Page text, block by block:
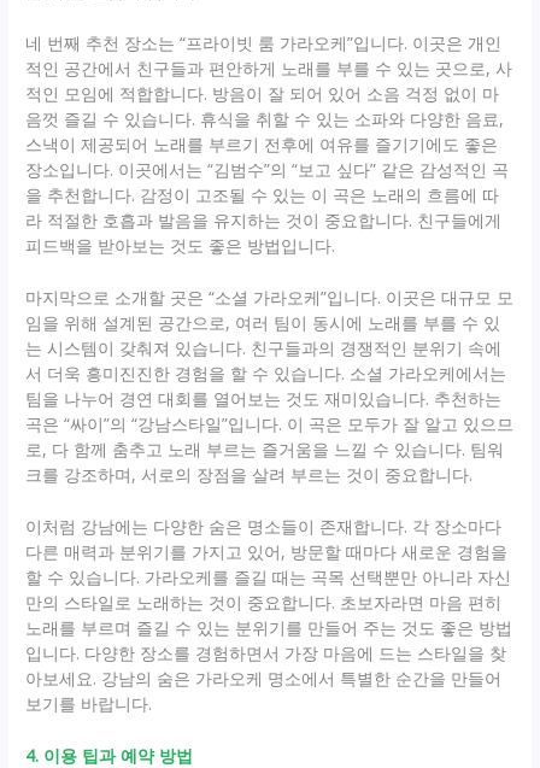
네 번째 추천 장소는 “프라이빗 룸 가라오케”입니다. 이곳은 개인
적인 공간에서 친구들과 편안하게 노래를 부를 수 있는 곳으로, 사
적인 모임에 적합합니다. 방음이 잘 되어 있어 소음 걱정 없이 마
음껏 즐길 수 있습니다. 휴식을 취할 수 있는 소파와 다양한 음료,
스낵이 제공되어 노래를 부르기 전후에 여유를 즐기기에도 좋은
장소입니다. 이곳에서는 “김범수”의 “보고 싶다” 같은 감성적인 곡
을 추천합니다. 감정이 고조될 수 있는 이 곡은 노래의 흐름에 따
라 적절한 호흡과 발음을 유지하는 것이 중요합니다. 친구들에게
피드백을 받아보는 것도 좋은 방법입니다.
마지막으로 소개할 곳은 “소셜 가라오케”입니다. 이곳은 대규모 모
임을 위해 설계된 공간으로, 여러 팀이 동시에 노래를 부를 수 있
는 시스템이 갖춰져 있습니다. 친구들과의 경쟁적인 분위기 속에
서 더욱 흥미진진한 경험을 할 수 있습니다. 소셜 가라오케에서는
팀을 나누어 경연 대회를 열어보는 것도 재미있습니다. 추천하는
곡은 “싸이”의 “강남스타일”입니다. 이 곡은 모두가 잘 알고 있으므
로, 다 함께 춤추고 노래 부르는 즐거움을 느낄 수 있습니다. 팀워
크를 강조하며, 서로의 장점을 살려 부르는 것이 중요합니다.
이처럼 강남에는 다양한 숨은 명소들이 존재합니다. 각 장소마다
다른 매력과 분위기를 가지고 있어, 방문할 때마다 새로운 경험을
할 수 있습니다. 가라오케를 즐길 때는 곡목 선택뿐만 아니라 자신
만의 스타일로 노래하는 것이 중요합니다. 초보자라면 마음 편히
노래를 부르며 즐길 수 있는 분위기를 만들어 주는 것도 좋은 방법
입니다. 다양한 장소를 경험하면서 가장 마음에 드는 스타일을 찾
아보세요. 강남의 숨은 가라오케 명소에서 특별한 순간을 만들어
보기를 바랍니다.
4. 이용 팁과 예약 방법